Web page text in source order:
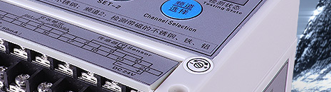
PCB(覆铜板)
金属包装制罐
团队风采
联系黑金刚